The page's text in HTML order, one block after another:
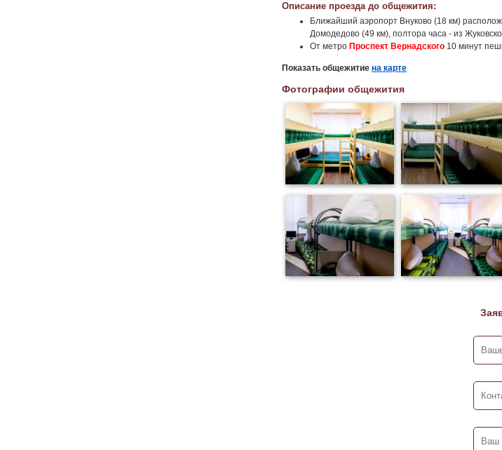
Описание проезда до общежития:
Ближайший аэропорт Внуково (18 км)
Домодедово (49 км), полтора часа - из
От метро Проспект Вернадского 10 минут
Показать общежитие на карте
Фотографии общежития